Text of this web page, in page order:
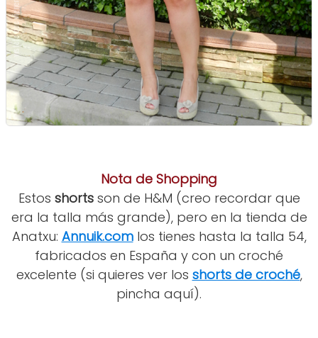
Nota de Shopping
Estos shorts son de H&M (creo recordar que
era la talla más grande), pero en la tienda de
Anatxu: Annuik.comlos tienes hasta la talla 54,
fabricados en España y con un croché
excelente (si quieres ver los shorts de croché,
pincha aquí).